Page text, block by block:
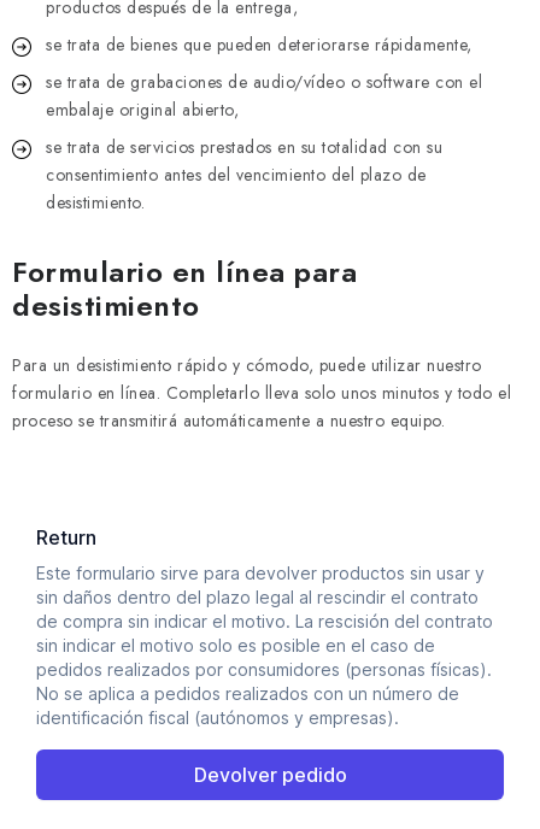
productos después de la entrega,
se trata de bienes que pueden deteriorarse rápidamente,
se trata de grabaciones de audio/vídeo o software con el
embalaje original abierto,
se trata de servicios prestados en su totalidad con su
consentimiento antes del vencimiento del plazo de
desistimiento.
Formulario en línea para
desistimiento
Para un desistimiento rápido y cómodo, puede utilizar nuestro
formulario en línea. Completarlo lleva solo unos minutos y todo el
proceso se transmitirá automáticamente a nuestro equipo.